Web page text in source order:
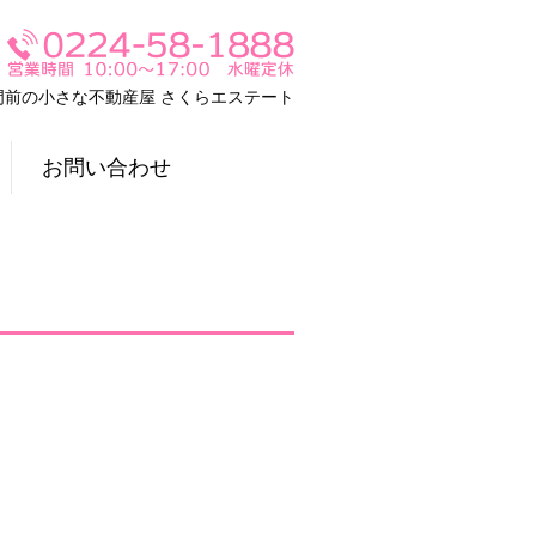
の小さな不動産屋 さくらエステート
お問い合わせ